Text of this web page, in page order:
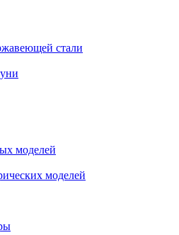
стали
моделей
моделей